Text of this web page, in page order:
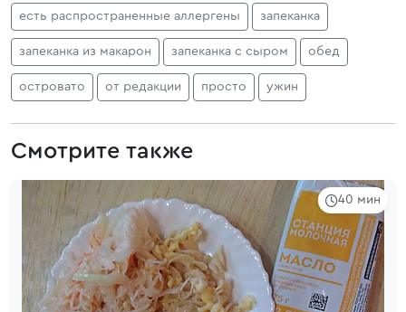
есть распространенные аллергены запеканка
запеканка из макарон запеканка с сыром обед
островато от редакции просто ужин
Смотрите также
40 мин